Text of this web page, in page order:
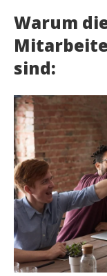
Warum
sind: